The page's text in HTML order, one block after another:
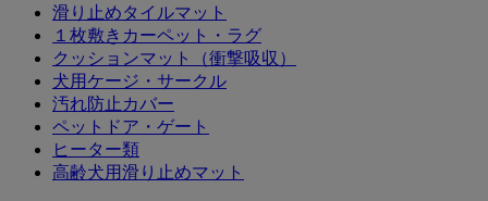
滑り止めタイルマット
１枚敷きカーペット・ラグ
クッションマット（衝撃吸収）
犬用ケージ・サークル
汚れ防止カバー
ペットドア・ゲート
ヒーター類
高齢犬用滑り止めマット